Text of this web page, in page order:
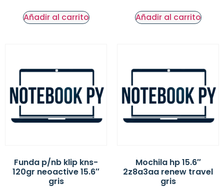
Añadir al carrito Añadir al carrito
Funda p/nb klip kns-
120gr neoactive 15.6″
gris
Mochila hp 15.6″
2z8a3aa renew travel
gris